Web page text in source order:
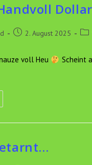
Beitrag2. August 2025
voll Heu
Scheint